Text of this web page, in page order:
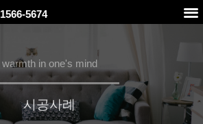
1566-5674
warmth in one's mind
시공사례